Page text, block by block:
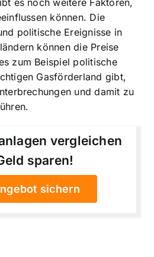
können. Die
politische Ereignisse in
können die Preise
zum Beispiel politische
Gasförderland gibt,
und damit zu
vergleichen
sparen!
sichern